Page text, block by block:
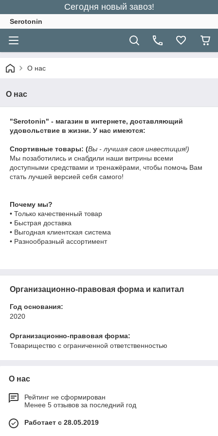
Сегодня новый завоз!
Serotonin
О нас
О нас
"Serotonin" - магазин в интернете, доставляющий
удовольствие в жизни. У нас имеются:
Спортивные товары: (Вы - лучшая своя инвестиция!)
Мы позаботились и снабдили наши витрины всеми
доступными средствами и тренажёрами, чтобы помочь Вам
стать лучшей версией себя самого!
Почему мы?
• Только качественный товар
• Быстрая доставка
• Выгодная клиентская система
• Разнообразный ассортимент
Организационно-правовая форма и капитал
Год основания:
2020
Организационно-правовая форма:
Товарищество с ограниченной ответственностью
О нас
Рейтинг не сформирован
Менее 5 отзывов за последний год
Работает с 28.05.2019